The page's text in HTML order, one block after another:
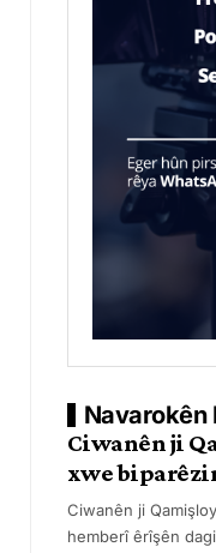
Navarokên
Ciwanên ji
xwe
Ciwanên ji
hemberî êrîşên